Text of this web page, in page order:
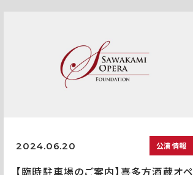
2024.06.20 公演情報
【臨時駐車場のご案内】喜多方酒蔵オペ